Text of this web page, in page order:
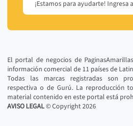
¡Estamos para ayudarte! Ingresa a
El portal de negocios de
información comercial de 11 países de
Todas las marcas registradas son
respectiva o de Gurú. La reproducción
material contenido en este portal está
AVISO LEGAL© Copyright2026